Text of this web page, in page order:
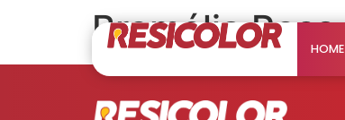
HOME
Bromélia Rosa